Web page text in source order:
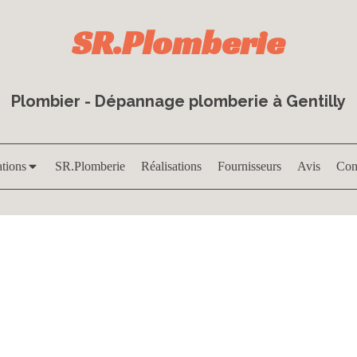
SR.Plomberie
Plombier - Dépannage plomberie à Gentilly
SR.Plomberie Réalisations Fournisseurs Avis